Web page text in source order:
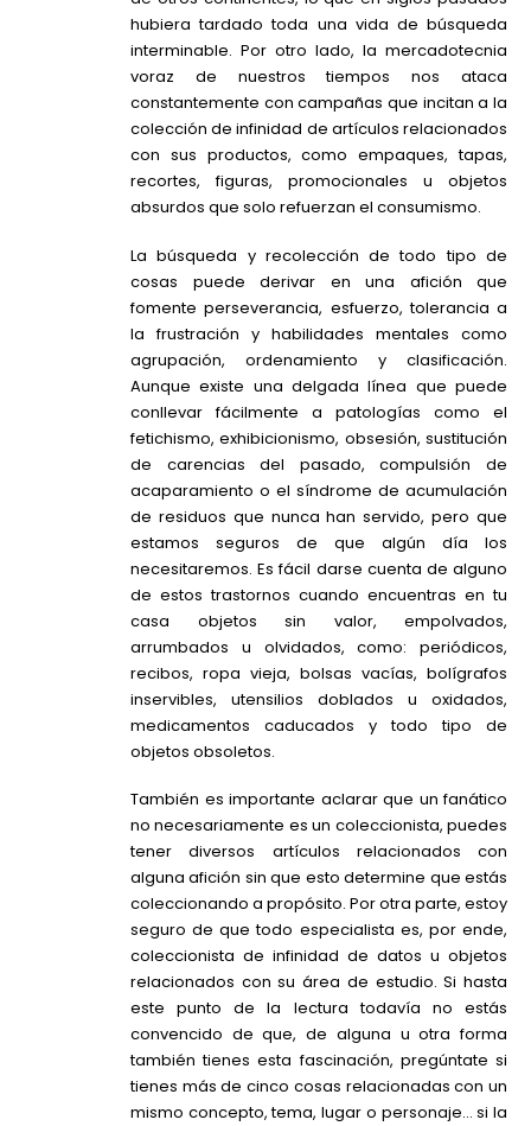
hubiera tardado toda una vida de búsqueda
interminable. Por otro lado, la mercadotecnia
voraz de nuestros tiempos nos ataca
constantemente con campañas que incitan a la
colección de infinidad de artículos relacionados
con sus productos, como empaques, tapas,
recortes, figuras, promocionales u objetos
absurdos que solo refuerzan el consumismo.
La búsqueda y recolección de todo tipo de
cosas puede derivar en una afición que
fomente perseverancia, esfuerzo, tolerancia a
la frustración y habilidades mentales como
agrupación, ordenamiento y clasificación.
Aunque existe una delgada línea que puede
conllevar fácilmente a patologías como el
fetichismo, exhibicionismo, obsesión, sustitución
de carencias del pasado, compulsión de
acaparamiento o el síndrome de acumulación
de residuos que nunca han servido, pero que
estamos seguros de que algún día los
necesitaremos. Es fácil darse cuenta de alguno
de estos trastornos cuando encuentras en tu
casa objetos sin valor, empolvados,
arrumbados u olvidados, como: periódicos,
recibos, ropa vieja, bolsas vacías, bolígrafos
inservibles, utensilios doblados u oxidados,
medicamentos caducados y todo tipo de
objetos obsoletos.
También es importante aclarar que un fanático
no necesariamente es un coleccionista, puedes
tener diversos artículos relacionados con
alguna afición sin que esto determine que estás
coleccionando a propósito. Por otra parte, estoy
seguro de que todo especialista es, por ende,
coleccionista de infinidad de datos u objetos
relacionados con su área de estudio. Si hasta
este punto de la lectura todavía no estás
convencido de que, de alguna u otra forma
también tienes esta fascinación, pregúntate si
tienes más de cinco cosas relacionadas con un
mismo concepto, tema, lugar o personaje… si la